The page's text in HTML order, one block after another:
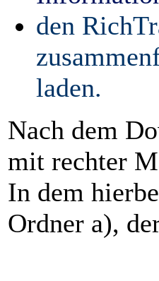
den
laden.
Nach dem
mit rechter
In dem
Ordner a),